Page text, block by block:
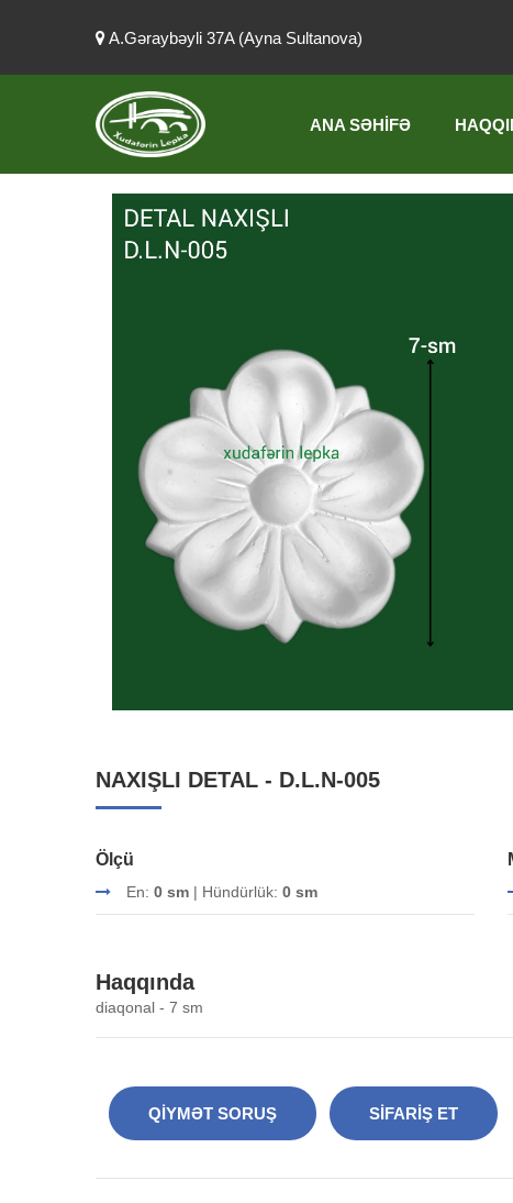
A.Gəraybəyli 37A (Ayna Sultanova)
ANA SƏHIFƏ
NAXIŞLI DETAL - D.L.N-005
Ölçü
En: 0 sm | Hündürlük: 0 sm
Haqqında
diaqonal - 7 sm
QIYMƏT SORUŞ SIFARIŞ ET